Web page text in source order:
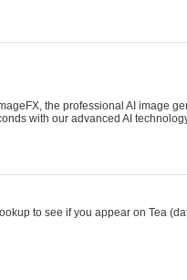
the professional AI image
with our advanced AI
to see if you appear on Tea